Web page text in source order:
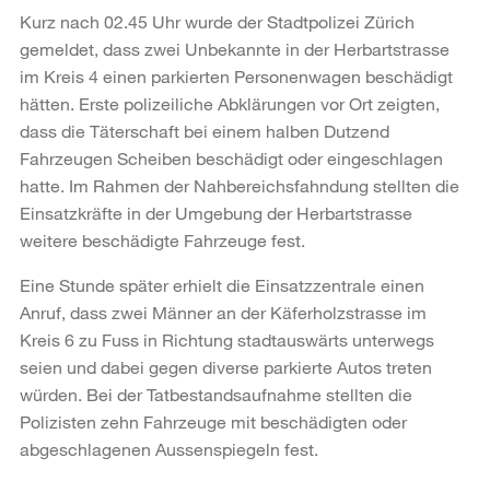
Kurz nach 02.45 Uhr wurde der Stadtpolizei Zürich
gemeldet, dass zwei Unbekannte in der Herbartstrasse
im Kreis 4 einen parkierten Personenwagen beschädigt
hätten. Erste polizeiliche Abklärungen vor Ort zeigten,
dass die Täterschaft bei einem halben Dutzend
Fahrzeugen Scheiben beschädigt oder eingeschlagen
hatte. Im Rahmen der Nahbereichsfahndung stellten die
Einsatzkräfte in der Umgebung der Herbartstrasse
weitere beschädigte Fahrzeuge fest.
Eine Stunde später erhielt die Einsatzzentrale einen
Anruf, dass zwei Männer an der Käferholzstrasse im
Kreis 6 zu Fuss in Richtung stadtauswärts unterwegs
seien und dabei gegen diverse parkierte Autos treten
würden. Bei der Tatbestandsaufnahme stellten die
Polizisten zehn Fahrzeuge mit beschädigten oder
abgeschlagenen Aussenspiegeln fest.